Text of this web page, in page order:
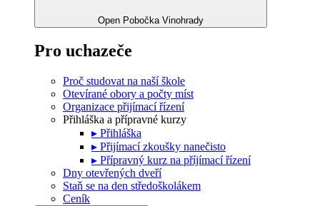
Open Pobočka Vinohrady
Pro uchazeče
Proč studovat na naší škole
Otevírané obory a počty míst
Organizace přijímací řízení
Přihláška a přípravné kurzy
▸ Přihláška
▸ Přijímací zkoušky nanečisto
▸ Přípravný kurz na příjímací řízení
Dny otevřených dveří
Staň se na den středoškolákem
Ceník